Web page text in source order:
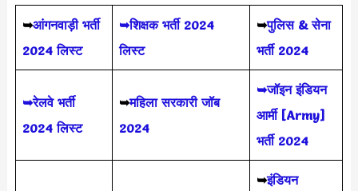
➥आंगनवाड़ी भर्ती
2024 लिस्ट
➥शिक्षक भर्ती 2024
लिस्ट
➥पुलिस & सेना
भर्ती 2024
➥रेलवे भर्ती
2024 लिस्ट
➥महिला सरकारी जॉब
2024
➥जॉइन इंडियन
आर्मी [Army]
भर्ती 2024
➥इंडियन